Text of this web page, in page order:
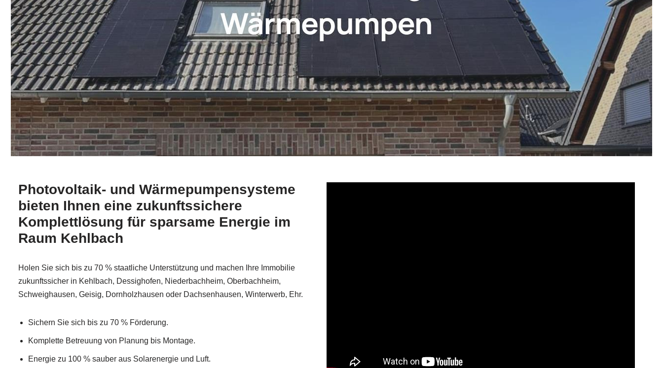
Photovoltaik- und Wärmepumpensysteme
bieten Ihnen eine zukunftssichere
Komplettlösung für sparsame Energie im
Raum Kehlbach
Holen Sie sich bis zu 70 % staatliche Unterstützung und machen Ihre Immobilie
zukunftssicher in Kehlbach, Dessighofen, Niederbachheim, Oberbachheim,
Schweighausen, Geisig, Dornholzhausen oder Dachsenhausen, Winterwerb, Ehr.
Sichern Sie sich bis zu 70 % Förderung.
Komplette Betreuung von Planung bis Montage.
Energie zu 100 % sauber aus Solarenergie und Luft.